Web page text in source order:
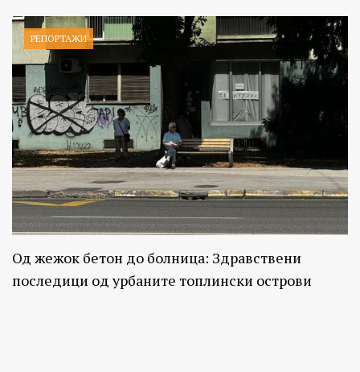
РЕПОРТАЖИ
Од жежок бетон до болница: Здравствени
последици од урбаните топлински острови